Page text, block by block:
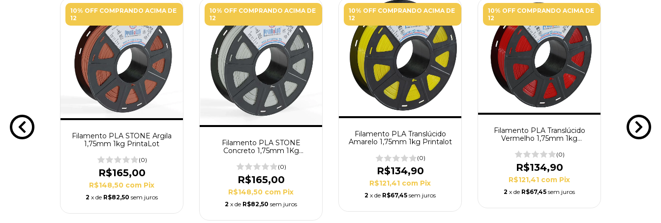
10% OFF COMPRANDO ACIMA DE
12
Filamento PLA STONE Argila
1,75mm 1kg PrintaLot
(0)
R$165,00
R$148,50 com Pix
2 x de R$82,50 sem juros
10% OFF COMPRANDO ACIMA DE
12
Filamento PLA STONE
Concreto 1,75mm 1Kg
(0)
R$165,00
R$148,50 com Pix
2 x de R$82,50 sem juros
10% OFF COMPRANDO ACIMA DE
12
Filamento PLA Translúcido
Amarelo 1,75mm 1kg Printalot
(0)
R$134,90
R$121,41 com Pix
2 x de R$67,45 sem juros
10% OFF COMPRANDO ACIMA DE
12
Filamento PLA Translúcido
Vermelho 1,75mm 1kg
(0)
R$134,90
R$121,41 com Pix
2 x de R$67,45 sem juros
REFIL